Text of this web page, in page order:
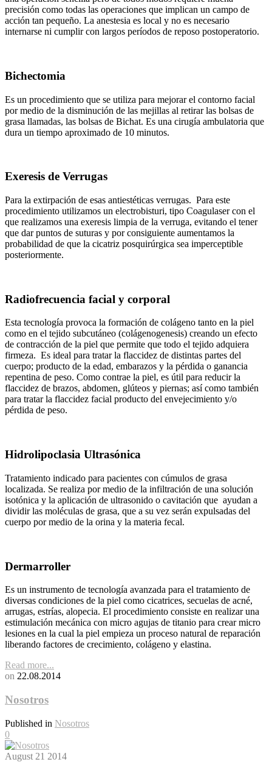
precisión como todas las operaciones que implican un campo de
acción tan pequeño. La anestesia es local y no es necesario
internarse ni cumplir con largos períodos de reposo postoperatorio.
Bichectomia
Es un procedimiento que se utiliza para mejorar el contorno facial
por medio de la disminución de las mejillas al retirar las bolsas de
grasa llamadas, las bolsas de Bichat. Es una cirugía ambulatoria que
dura un tiempo aproximado de 10 minutos.
Exeresis de Verrugas
Para la extirpación de esas antiestéticas verrugas. Para este
procedimiento utilizamos un electrobisturi, tipo Coagulaser con el
que realizamos una exeresis limpia de la verruga, evitando el tener
que dar puntos de suturas y por consiguiente aumentamos la
probabilidad de que la cicatriz posquirúrgica sea imperceptible
posteriormente.
Radiofrecuencia facial y corporal
Esta tecnología provoca la formación de colágeno tanto en la piel
como en el tejido subcutáneo (colágenogenesis) creando un efecto
de contracción de la piel que permite que todo el tejido adquiera
firmeza. Es ideal para tratar la flaccidez de distintas partes del
cuerpo; producto de la edad, embarazos y la pérdida o ganancia
repentina de peso. Como contrae la piel, es útil para reducir la
flaccidez de brazos, abdomen, glúteos y piernas; así como también
para tratar la flaccidez facial producto del envejecimiento y/o
pérdida de peso.
Hidrolipoclasia Ultrasónica
Tratamiento indicado para pacientes con cúmulos de grasa
localizada. Se realiza por medio de la infiltración de una solución
isotónica y la aplicación de ultrasonido o cavitación que ayudan a
dividir las moléculas de grasa, que a su vez serán expulsadas del
cuerpo por medio de la orina y la materia fecal.
Dermarroller
Es un instrumento de tecnología avanzada para el tratamiento de
diversas condiciones de la piel como cicatrices, secuelas de acné,
arrugas, estrías, alopecia. El procedimiento consiste en realizar una
estimulación mecánica con micro agujas de titanio para crear micro
lesiones en la cual la piel empieza un proceso natural de reparación
liberando factores de crecimiento, colágeno y elastina.
Read more...
on 22.08.2014
Nosotros
Published in Nosotros
0
August 21 2014